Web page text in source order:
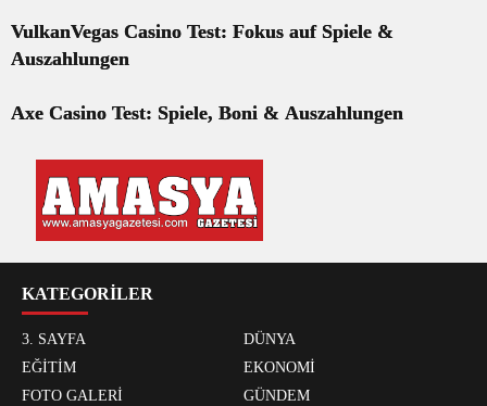
VulkanVegas Casino Test: Fokus auf Spiele &
Auszahlungen
Axe Casino Test: Spiele, Boni & Auszahlungen
KATEGORİLER
3. SAYFA
DÜNYA
EĞİTİM
EKONOMİ
FOTO GALERİ
GÜNDEM